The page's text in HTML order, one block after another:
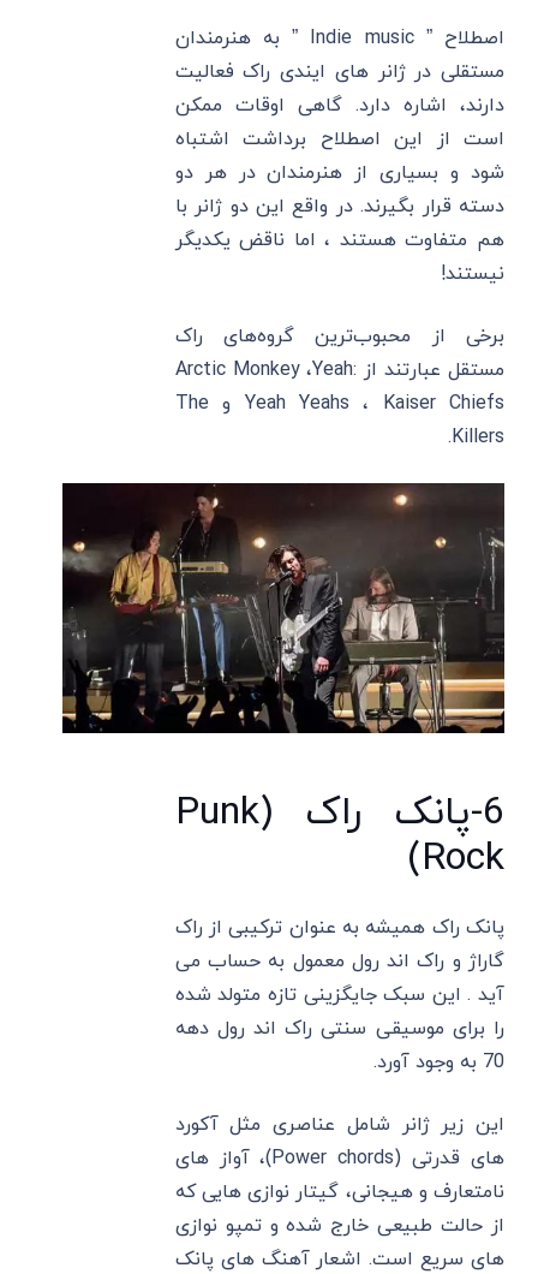
اصطلاح ” Indie music ” به هنرمندان
مستقلی در ژانر های ایندی راک فعالیت
دارند، اشاره دارد. گاهی اوقات ممکن
است از این اصطلاح برداشت اشتباه
شود و بسیاری از هنرمندان در هر دو
دسته قرار بگیرند. در واقع این دو ژانر با
هم متفاوت هستند ، اما ناقض یکدیگر
نیستند!
برخی از محبوب‌ترین گروه‌های راک
مستقل عبارتند از :Arctic Monkey ،Yeah
Yeah Yeahs ، Kaiser Chiefs و The
Killers.
6-پانک راک (Punk
Rock)
پانک راک همیشه به عنوان ترکیبی از راک
گاراژ و راک اند رول معمول به حساب می
آید . این سبک جایگزینی تازه متولد شده
را برای موسیقی سنتی راک اند رول دهه
70 به وجود آورد.
این زیر ژانر شامل عناصری مثل آکورد
های قدرتی (Power chords)، آواز های
نامتعارف و هیجانی، گیتار نوازی هایی که
از حالت طبیعی خارج شده و تمپو نوازی
های سریع است. اشعار آهنگ های پانک